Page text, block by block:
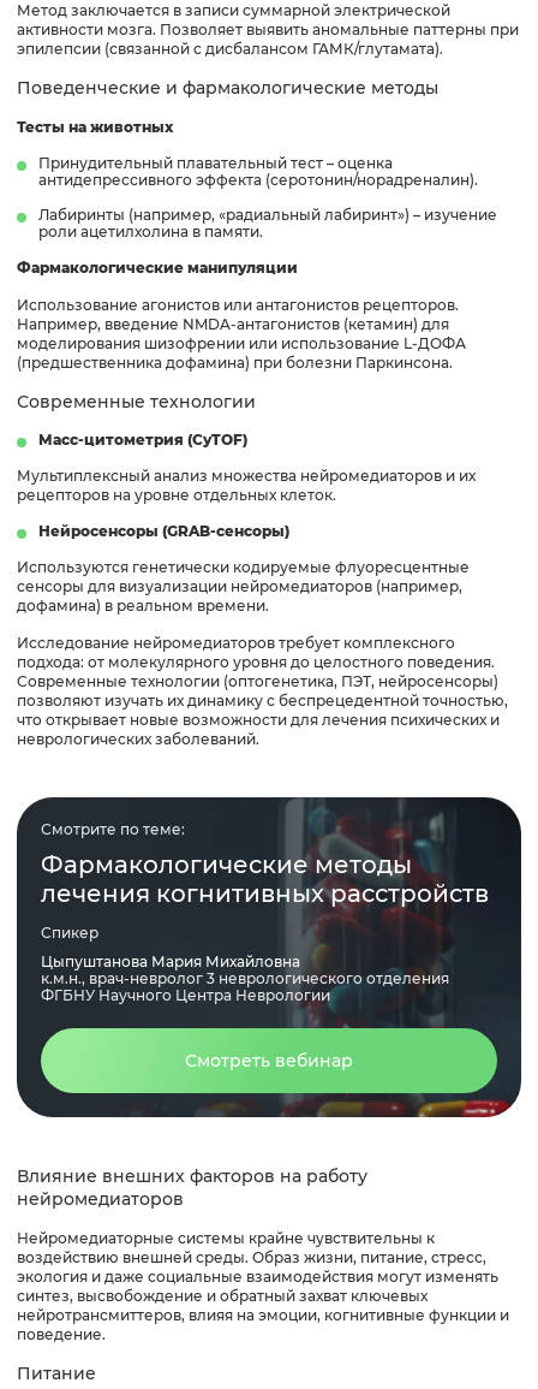
Метод заключается в записи суммарной электрической
активности мозга. Позволяет выявить аномальные паттерны при
эпилепсии (связанной с дисбалансом ГАМК/глутамата).
Поведенческие и фармакологические методы
Тесты на животных
Принудительный плавательный тест – оценка
антидепрессивного эффекта (серотонин/норадреналин).
Лабиринты (например, «радиальный лабиринт») – изучение
роли ацетилхолина в памяти.
Фармакологические манипуляции
Использование агонистов или антагонистов рецепторов.
Например, введение NMDA-антагонистов (кетамин) для
моделирования шизофрении или использование L-ДОФА
(предшественника дофамина) при болезни Паркинсона.
Современные технологии
Масс-цитометрия (CyTOF)
Мультиплексный анализ множества нейромедиаторов и их
рецепторов на уровне отдельных клеток.
Нейросенсоры (GRAB-сенсоры)
Используются генетически кодируемые флуоресцентные
сенсоры для визуализации нейромедиаторов (например,
дофамина) в реальном времени.
Исследование нейромедиаторов требует комплексного
подхода: от молекулярного уровня до целостного поведения.
Современные технологии (оптогенетика, ПЭТ, нейросенсоры)
позволяют изучать их динамику с беспрецедентной точностью,
что открывает новые возможности для лечения психических и
неврологических заболеваний.
Смотрите по теме:
Фармакологические методы
лечения когнитивных расстройств
Спикер
Цыпуштанова Мария Михайловна
к.м.н., врач-невролог 3 неврологического отделения
ФГБНУ Научного Центра Неврологии
Смотреть вебинар
Влияние внешних факторов на работу
нейромедиаторов
Нейромедиаторные системы крайне чувствительны к
воздействию внешней среды. Образ жизни, питание, стресс,
экология и даже социальные взаимодействия могут изменять
синтез, высвобождение и обратный захват ключевых
нейротрансмиттеров, влияя на эмоции, когнитивные функции и
поведение.
Питание